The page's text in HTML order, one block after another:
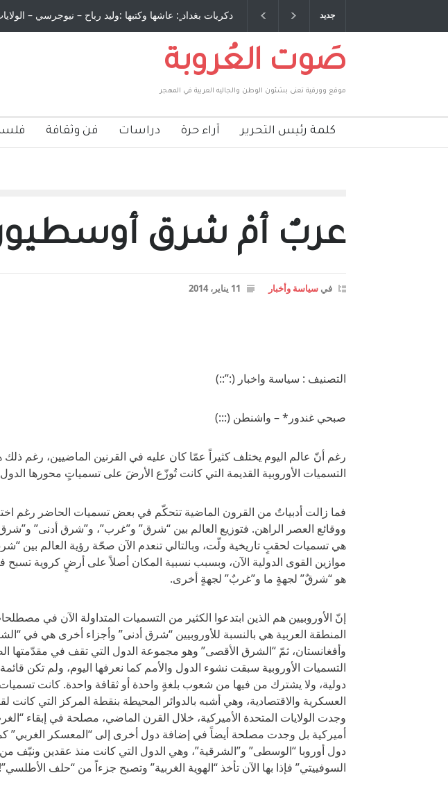
جديد الاستيطان ومسلسل الخداع دكريات بغداد ٍ: عاشها وكتبها :وليد رباح – نيوجرسي – الولايات المتحدة
الامريكية
صَوت العُروبة
موقع وورقية تعنى بشئون الوطن والجاليه العربية في المهجر
كلمة رئيس التحرير آراء حرة دراسات فن وثقافة
عربٌ أمْ شرق
في سياسة وأخبار 11 يناير، 2014
التصنيف : سياسة واخبار (:”::)
صبحي غندور* – واشنطن (:::)
رغم أنّ عالم اليوم يختلف كثيراً عمّا كان عليه في القرنين الماضيين، رغم
التسميات الأوروبية القديمة التي كانت تُوزّع الأرضَ على تسمياتٍ محورها الدول
فما زالت أدبياتٌ من القرون الماضية تتحكّم في بعض تسميات الحاضر رغم
ووقائع العصر الراهن. فتوزيع العالم بين “شرق” و”غرب”، و”شرق أدنى”
هي تسميات لحقبٍ تاريخية ولّت، وبالتالي تنعدم الآن صحّة رؤية العالم بين
موازين القوى الدولية الآن، وبسبب نسبية المكان أصلاً على أرضٍ كروية
هو “شرقٌ” لجهةٍ ما و”غربٌ” لجهةٍ أخرى.
إنّ الأوروبيين هم الذين ابتدعوا الكثير من التسميات المتداولة الآن في
المنطقة العربية هي بالنسبة للأوروبيين “شرق أدنى” وأجزاء أخرى هي في
وأفغانستان، ثمّ “الشرق الأقصى” وهو مجموعة الدول التي تقف في مقدّمتها
التسميات الأوروبية سبقت نشوء الدول والأمم كما نعرفها اليوم، ولم تكن
دولية، ولا يشترك من فيها من شعوب بلغةٍ واحدة أو ثقافة واحدة. كانت
العسكرية والاقتصادية، وهي أشبه بالدوائر المحيطة بنقطة المركز التي كانت
وجدت الولايات المتحدة الأميركية، خلال القرن الماضي، مصلحة في إبقاء
أميركية بل وجدت مصلحة أيضاً في إضافة دول أخرى إلى “المعسكر
دول أوروبا “الوسطى” و”الشرقية”، وهي الدول التي كانت منذ عقدين ونيّف
السوفييتي” فإذا بها الآن تأخذ “الهوية الغربية” وتصبح جزءاً من “حلف